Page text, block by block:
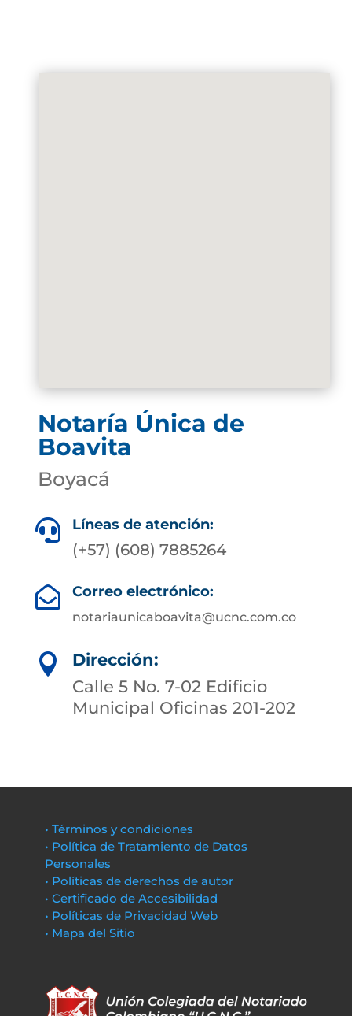
Notaría Única de
Boavita
Boyacá
 Líneas de atención:
(+57) (608) 7885264
 Correo electrónico:
notariaunicaboavita@ucnc.com.co

Dirección:
Calle 5 No. 7-02 Edificio
Municipal Oficinas 201-202
• Términos y condiciones
• Política de Tratamiento de Datos
Personales
• Políticas de derechos de autor
• Certificado de Accesibilidad
• Políticas de Privacidad Web
• Mapa del Sitio